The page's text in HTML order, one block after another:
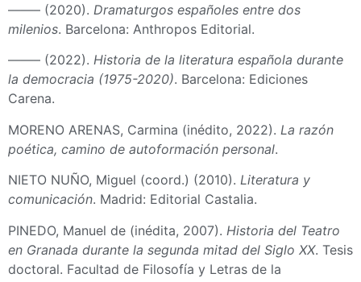
––––– (2020). Dramaturgos españoles entre dos
milenios. Barcelona: Anthropos Editorial.
––––– (2022). Historia de la literatura española durante
la democracia (1975-2020). Barcelona: Ediciones
Carena.
MORENO ARENAS, Carmina (inédito, 2022). La razón
poética, camino de autoformación personal.
NIETO NUÑO, Miguel (coord.) (2010). Literatura y
comunicación. Madrid: Editorial Castalia.
PINEDO, Manuel de (inédita, 2007). Historia del Teatro
en Granada durante la segunda mitad del Siglo XX. Tesis
doctoral. Facultad de Filosofía y Letras de la